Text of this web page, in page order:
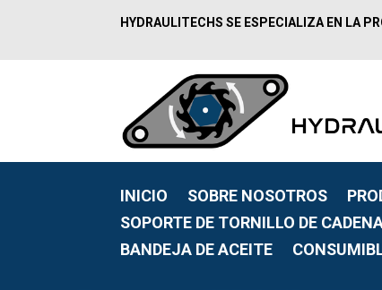
HYDRAULITECHS SE ESPECIALIZA EN LA
INICIO SOBRE NOSOTROS
SOPORTE DE TORNILLO DE
BANDEJA DE ACEITE